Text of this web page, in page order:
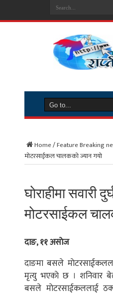
Home/Feature Breaking
माेटरसाईकल चालककाे ज्यान गयाे
घाेराहीमा सवारी
माेटरसाईकल
दाङ, ११ असाेज
दाङमा बसले
मृत्यु भएकाे छ । शनिवार
बसले माेटरसाईकललाई